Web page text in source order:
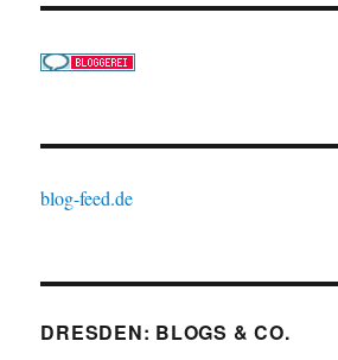
blog-feed.de
DRESDEN: BLOGS & CO.